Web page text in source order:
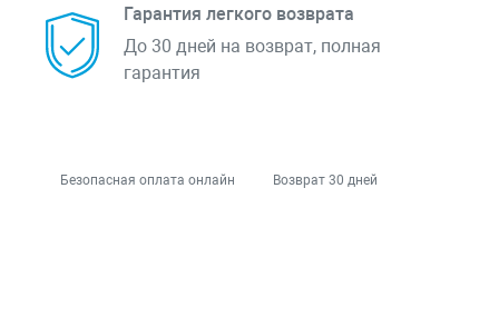
Гарантия легкого возврата
До 30 дней на возврат, полная
гарантия
Безопасная оплата онлайн Возврат 30 дней